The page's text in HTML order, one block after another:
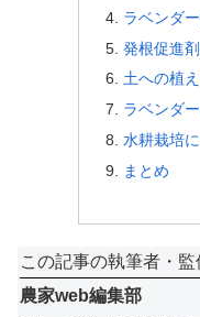
ラベンダ
発根促進
土への植
ラベンダ
水耕栽培
まとめ
この記事の執筆者・監
農家web編集部